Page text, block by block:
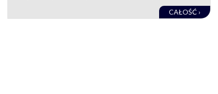
CAŁOŚĆ ›